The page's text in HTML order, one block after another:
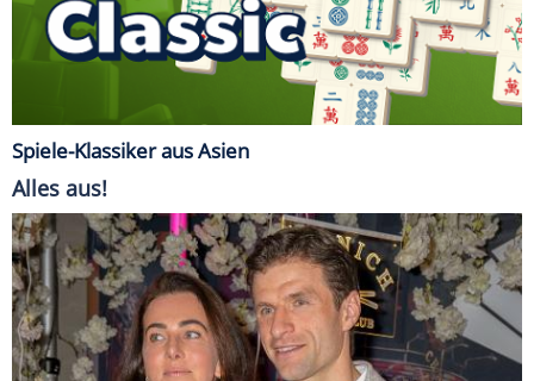
Spiele-Klassiker aus Asien
Alles aus!